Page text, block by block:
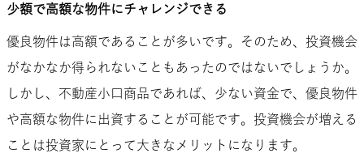
少額で高額な物件にチャレンジできる
優良物件は高額であることが多いです。そのため、投資機会
がなかなか得られないこともあったのではないでしょうか。
しかし、不動産小口商品であれば、少ない資金で、優良物件
や高額な物件に出資することが可能です。投資機会が増える
ことは投資家にとって大きなメリットになります。